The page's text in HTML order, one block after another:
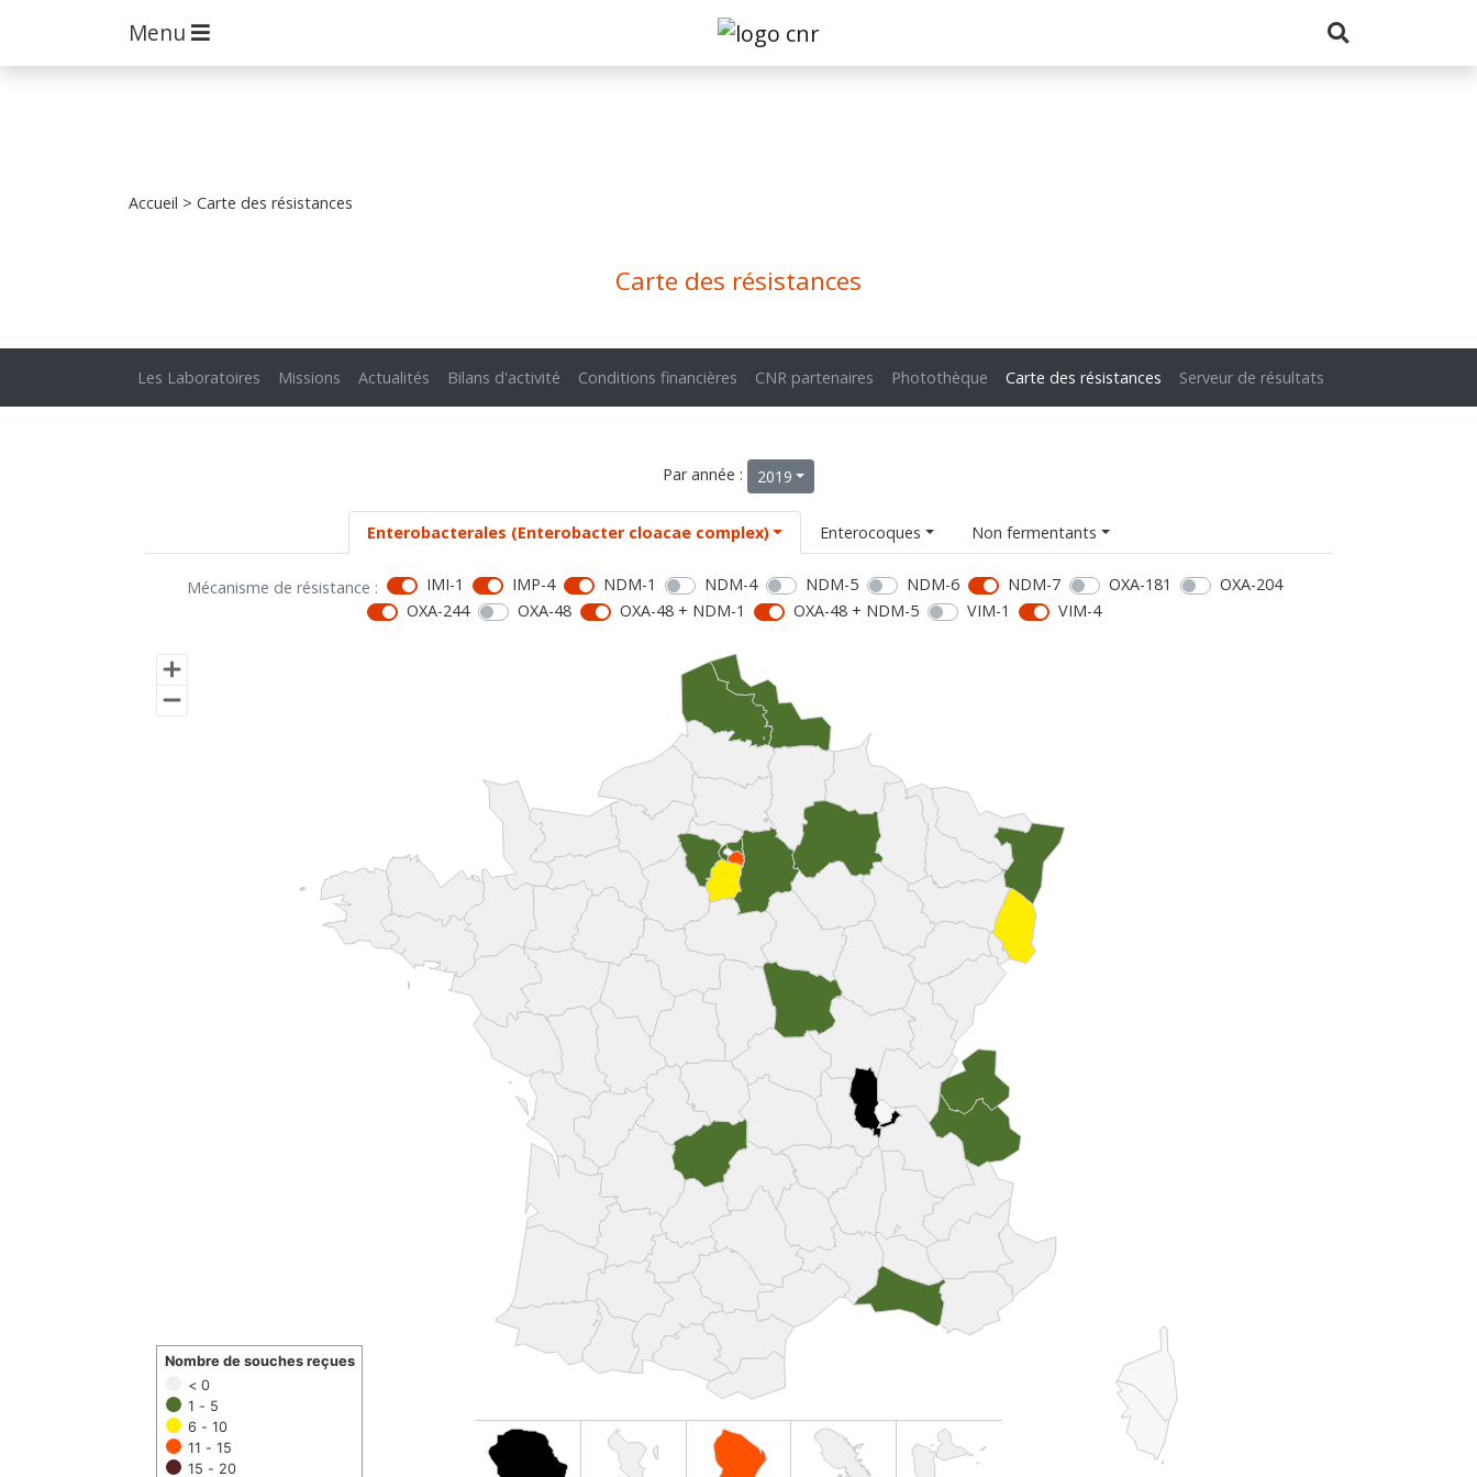
Menu
Accueil > Carte des résistances
Carte des résistances
Les Laboratoires Missions Actualités Bilans d'activité Conditions financières CNR partenaires Photothèque Carte des résistances Serveur de résultats
Par année : 2019
Enterobacterales (Enterobacter cloacae complex) Enterocoques Non fermentants
Mécanisme de résistance : IMI-1 IMP-4 NDM-1 NDM-4 NDM-5 NDM-6 NDM-7 OXA-181
OXA-204
OXA-244
OXA-48 OXA-48 + NDM-1 OXA-48 + NDM-5 VIM-1 VIM-4
< 0
1 - 5
6 - 10
11 - 15
15 - 20
Nombre de souches reçues